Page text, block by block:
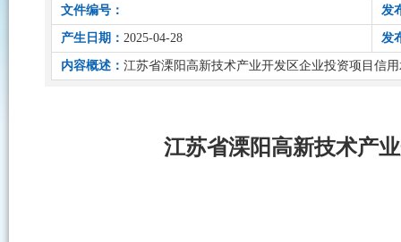
文件编号： 发
产生日期： 2025-04-28 发
内容概述： 江苏省溧阳高新技术产业开发区企业投资项目信
江苏省溧阳高新技术产